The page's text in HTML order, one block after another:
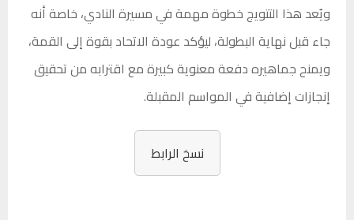
ويُعد هذا التتويج خطوة مهمة في مسيرة النادي، خاصة أنه
جاء قبل نهاية البطولة، ليؤكد عودة الاتحاد بقوة إلى القمة،
ويمنح جماهيره دفعة معنوية كبيرة مع اقترابه من تحقيق
إنجازات إضافية في المواسم المقبلة.
نسخ الرابط